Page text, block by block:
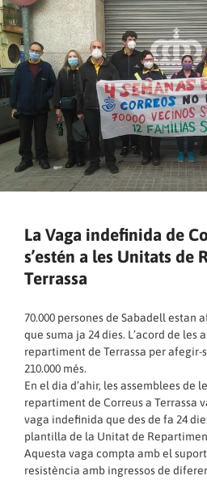
La Vaga indefinida de
s’estén a les Unitats de
Terrassa
70.000 persones de Sabadell estan
que suma ja 24 dies. L’acord de les
repartiment de Terrassa per afegir-
210.000 més.
En el dia d’ahir, les assemblees de
repartiment de Correus a Terrassa
vaga indefinida que des de fa 24
plantilla de la Unitat de
Aquesta vaga compta amb el
resistència amb ingressos de